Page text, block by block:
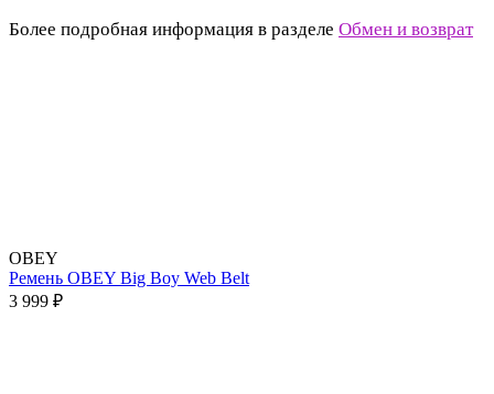
Более подробная информация в разделе Обмен и возврат
OBEY
Ремень OBEY Big Boy Web Belt
3 999 ₽